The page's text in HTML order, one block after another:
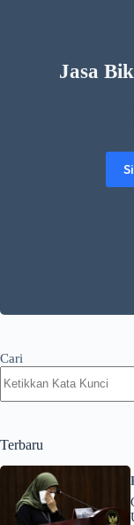
Jasa
Cari
Terbaru